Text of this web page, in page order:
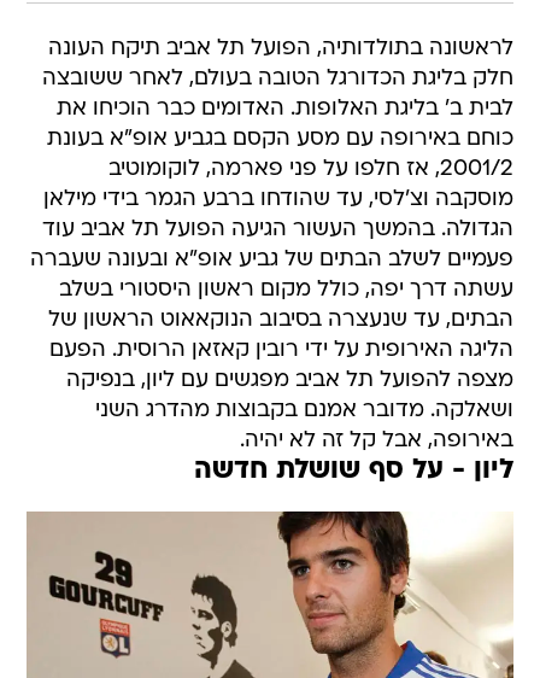
לראשונה בתולדותיה, הפועל תל אביב תיקח העונה
חלק בליגת הכדורגל הטובה בעולם, לאחר ששובצה
לבית ב' בליגת האלופות. האדומים כבר הוכיחו את
כוחם באירופה עם מסע הקסם בגביע אופ"א בעונת
2001/2, אז חלפו על פני פארמה, לוקומוטיב
מוסקבה וצ'לסי, עד שהודחו ברבע הגמר בידי מילאן
הגדולה. בהמשך העשור הגיעה הפועל תל אביב עוד
פעמיים לשלב הבתים של גביע אופ"א ובעונה שעברה
עשתה דרך יפה, כולל מקום ראשון היסטורי בשלב
הבתים, עד שנעצרה בסיבוב הנוקאאוט הראשון של
הליגה האירופית על ידי רובין קאזאן הרוסית. הפעם
מצפה להפועל תל אביב מפגשים עם ליון, בנפיקה
ושאלקה. מדובר אמנם בקבוצות מהדרג השני
באירופה, אבל קל זה לא יהיה.
ליון - על סף שושלת חדשה